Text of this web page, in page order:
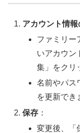
アカウント情報
ファミリー
いアカウン
集」をクリ
名前やパス
を更新でき
保存 ：
変更後、「